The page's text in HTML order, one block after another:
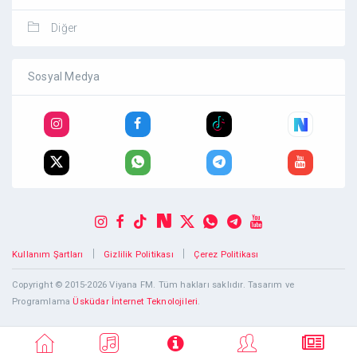
Diğer
Sosyal Medya
Kullanım Şartları Gizlilik Politikası Çerez Politikası
Copyright © 2015-2026 Viyana FM. Tüm hakları saklıdır. Tasarım ve
Programlama Üsküdar İnternet Teknolojileri.